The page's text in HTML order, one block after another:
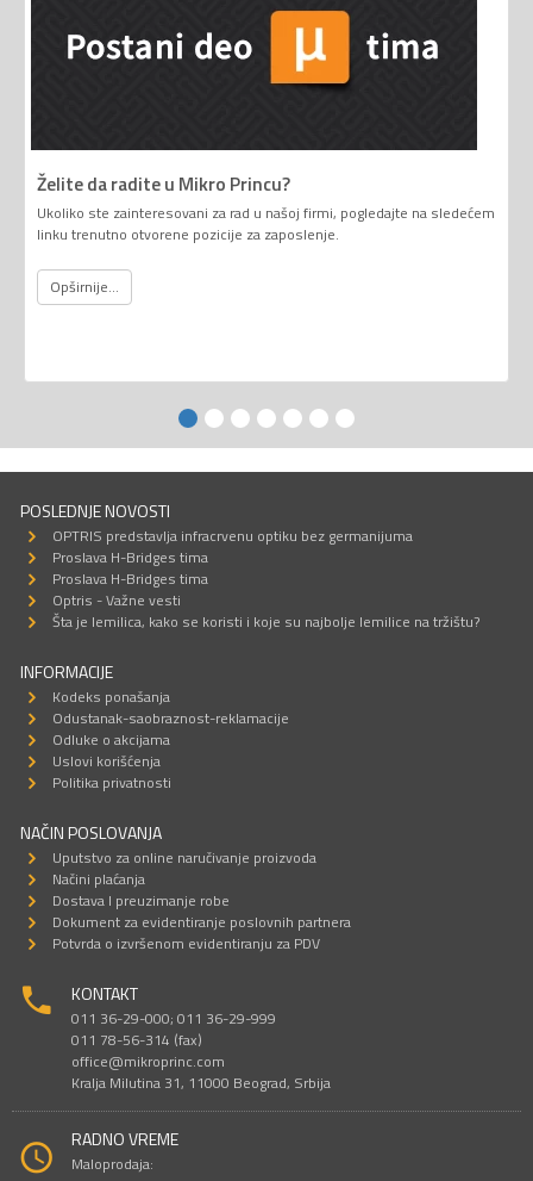
Želite da radite u Mikro Princu?
Ukoliko ste zainteresovani za rad u našoj firmi, pogledajte na sledećem
linku trenutno otvorene pozicije za zaposlenje.
Opširnije...
POSLEDNJE NOVOSTI
OPTRIS predstavlja infracrvenu optiku bez germanijuma
Proslava H-Bridges tima
Proslava H-Bridges tima
Optris - Važne vesti
Šta je lemilica, kako se koristi i koje su najbolje lemilice na tržištu?
INFORMACIJE
Kodeks ponašanja
Odustanak-saobraznost-reklamacije
Odluke o akcijama
Uslovi korišćenja
Politika privatnosti
NAČIN POSLOVANJA
Uputstvo za online naručivanje proizvoda
Načini plaćanja
Dostava I preuzimanje robe
Dokument za evidentiranje poslovnih partnera
Potvrda o izvršenom evidentiranju za PDV
KONTAKT
011 36-29-000; 011 36-29-999
011 78-56-314 (fax)
office@mikroprinc.com
Kralja Milutina 31, 11000 Beograd, Srbija
RADNO VREME
Maloprodaja: